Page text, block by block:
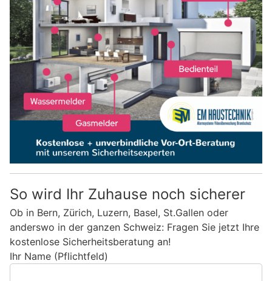
So wird Ihr Zuhause noch sicherer
Ob in Bern, Zürich, Luzern, Basel, St.Gallen oder
anderswo in der ganzen Schweiz: Fragen Sie jetzt Ihre
kostenlose Sicherheitsberatung an!
Ihr Name (Pflichtfeld)